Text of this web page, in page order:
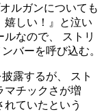
ルガンについても
しい！』と泣い
なので、 ストリ
バーを呼び込む。
露するが、 スト
マチックさが増
ていたという